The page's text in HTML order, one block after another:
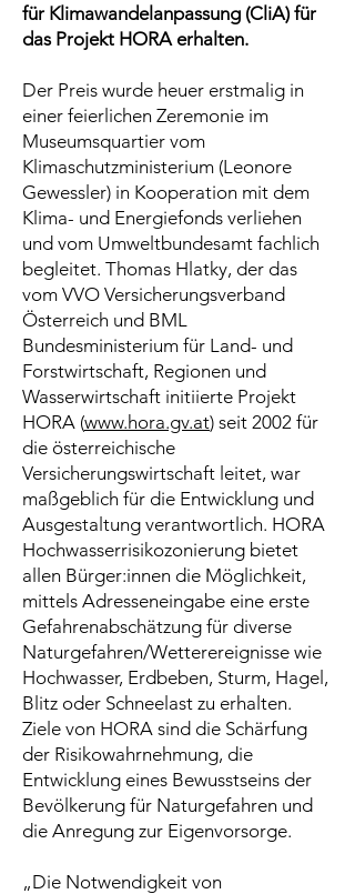
für Klimawandelanpassung (CliA) für
das Projekt HORA erhalten.
Der Preis wurde heuer erstmalig in
einer feierlichen Zeremonie im
Museumsquartier vom
Klimaschutzministerium (Leonore
Gewessler) in Kooperation mit dem
Klima- und Energiefonds verliehen
und vom Umweltbundesamt fachlich
begleitet. Thomas Hlatky, der das
vom VVO Versicherungsverband
Österreich und BML
Bundesministerium für Land- und
Forstwirtschaft, Regionen und
Wasserwirtschaft initiierte Projekt
HORA (www.hora.gv.at) seit 2002 für
die österreichische
Versicherungswirtschaft leitet, war
maßgeblich für die Entwicklung und
Ausgestaltung verantwortlich. HORA
Hochwasserrisikozonierung bietet
allen Bürger:innen die Möglichkeit,
mittels Adresseneingabe eine erste
Gefahrenabschätzung für diverse
Naturgefahren/Wetterereignisse wie
Hochwasser, Erdbeben, Sturm, Hagel,
Blitz oder Schneelast zu erhalten.
Ziele von HORA sind die Schärfung
der Risikowahrnehmung, die
Entwicklung eines Bewusstseins der
Bevölkerung für Naturgefahren und
die Anregung zur Eigenvorsorge.
„Die Notwendigkeit von